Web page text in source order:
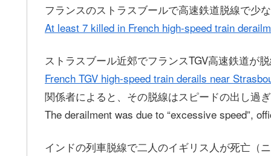
フランスのストラスブールで高速鉄道脱線で少
At least 7 killed in French high-speed train
ストラスブール近郊でフランスTGV高速鉄道が
French TGV high-speed train derails near
関係者によると、その脱線はスピードの出し過
The derailment was due to “excessive speed”,
インドの列車脱線で二人のイギリス人が死亡（